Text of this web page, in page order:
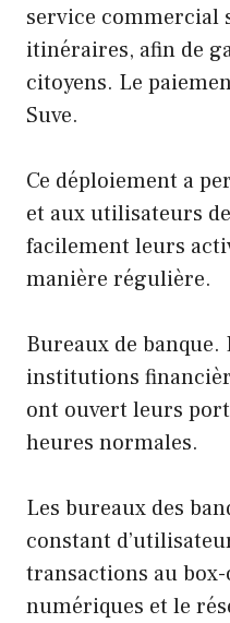
service commercial
itinéraires, afin de
citoyens. Le
Suve.
Ce déploiement a
et aux utilisateurs
facilement leurs
manière régulière.
Bureaux de
institutions
ont ouvert leurs
heures normales.
Les bureaux des
constant
transactions au
numériques et le